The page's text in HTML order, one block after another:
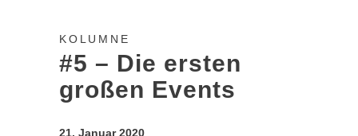
KOLUMNE
#5 – Die ersten
großen Events
21. Januar 2020